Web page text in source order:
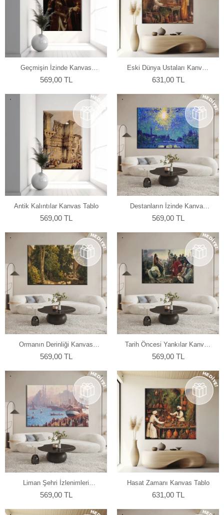
Geçmişin İzinde Kanvas
Tablo
569,00 TL
Eski Dünya Ustaları Kanvas
Tablo
631,00 TL
Antik Kalıntılar Kanvas Tablo
569,00 TL
Destanların İzinde Kanvas
Tablo
569,00 TL
Ormanın Derinliği Kanvas
Tablo
569,00 TL
Tarih Öncesi Yankılar Kanvas
Tablo
569,00 TL
Liman Şehri İzlenimleri
Kanvas Tablo
569,00 TL
Hasat Zamanı Kanvas Tablo
631,00 TL